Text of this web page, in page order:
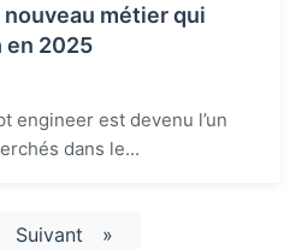
métier qui
en 2025
engineer est devenu l’un
dans le...
Suivant »